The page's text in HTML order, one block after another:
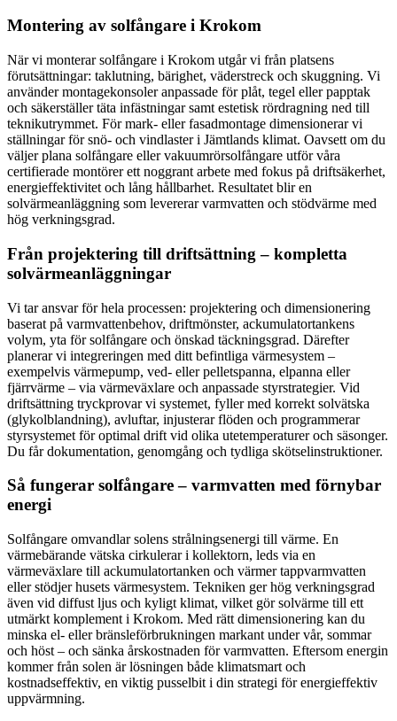
Montering av solfångare i Krokom
När vi monterar solfångare i Krokom utgår vi från platsens
förutsättningar: taklutning, bärighet, väderstreck och skuggning. Vi
använder montagekonsoler anpassade för plåt, tegel eller papptak
och säkerställer täta infästningar samt estetisk rördragning ned till
teknikutrymmet. För mark- eller fasadmontage dimensionerar vi
ställningar för snö- och vindlaster i Jämtlands klimat. Oavsett om du
väljer plana solfångare eller vakuumrörsolfångare utför våra
certifierade montörer ett noggrant arbete med fokus på driftsäkerhet,
energieffektivitet och lång hållbarhet. Resultatet blir en
solvärmeanläggning som levererar varmvatten och stödvärme med
hög verkningsgrad.
Från projektering till driftsättning – kompletta
solvärmeanläggningar
Vi tar ansvar för hela processen: projektering och dimensionering
baserat på varmvattenbehov, driftmönster, ackumulatortankens
volym, yta för solfångare och önskad täckningsgrad. Därefter
planerar vi integreringen med ditt befintliga värmesystem –
exempelvis värmepump, ved- eller pelletspanna, elpanna eller
fjärrvärme – via värmeväxlare och anpassade styrstrategier. Vid
driftsättning tryckprovar vi systemet, fyller med korrekt solvätska
(glykolblandning), avluftar, injusterar flöden och programmerar
styrsystemet för optimal drift vid olika utetemperaturer och säsonger.
Du får dokumentation, genomgång och tydliga skötselinstruktioner.
Så fungerar solfångare – varmvatten med förnybar
energi
Solfångare omvandlar solens strålningsenergi till värme. En
värmebärande vätska cirkulerar i kollektorn, leds via en
värmeväxlare till ackumulatortanken och värmer tappvarmvatten
eller stödjer husets värmesystem. Tekniken ger hög verkningsgrad
även vid diffust ljus och kyligt klimat, vilket gör solvärme till ett
utmärkt komplement i Krokom. Med rätt dimensionering kan du
minska el- eller bränsleförbrukningen markant under vår, sommar
och höst – och sänka årskostnaden för varmvatten. Eftersom energin
kommer från solen är lösningen både klimatsmart och
kostnadseffektiv, en viktig pusselbit i din strategi för energieffektiv
uppvärmning.